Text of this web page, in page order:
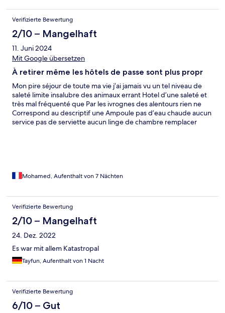
lacunes structurelles de l’établissement avec mention spéciale
au gentil monsieur qui nous a servi le petit déjeuner.
Verifizierte Bewertung
2/10 – Mangelhaft
11. Juni 2024
Mit Google übersetzen
À retirer même les hôtels de passe sont plus propr
Mon pire séjour de toute ma vie j’ai jamais vu un tel niveau de
saleté limite insalubre des animaux errant Hotel d’une saleté et
très mal fréquenté que Par les ivrognes des alentours rien ne
Correspond au descriptif une Ampoule pas d’eau chaude aucun
service pas de serviette aucun linge de chambre remplacer
Mohamed, Aufenthalt von 7 Nächten
Verifizierte Bewertung
2/10 – Mangelhaft
24. Dez. 2022
Es war mit allem Katastropal
Tayfun, Aufenthalt von 1 Nacht
Verifizierte Bewertung
6/10 – Gut